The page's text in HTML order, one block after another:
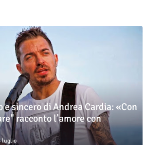
e sincero di Andrea Cardia: «Con
racconto l’amore con
luglio